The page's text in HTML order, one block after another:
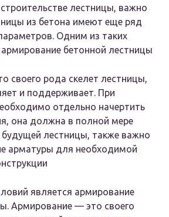
лестницы, важно
из бетона имеют еще ряд
Одним из таких
бетонной лестницы
своего рода скелет лестницы,
и поддерживает. При
отдельно начертить
она должна в полной мере
будущей лестницы, также важно
арматуры для необходимой
является армирование
Армирование — это своего